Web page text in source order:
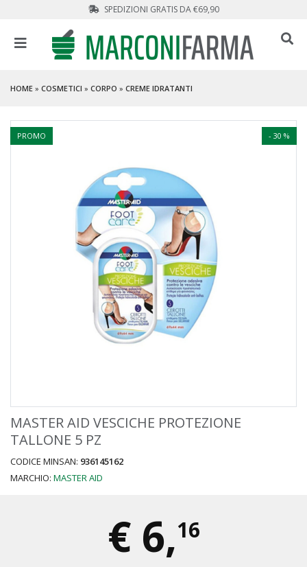
SPEDIZIONI GRATIS DA €69,90
HOME » COSMETICI » CORPO » CREME IDRATANTI
- 30 %
PROMO
MASTER AID VESCICHE PROTEZIONE
TALLONE 5 PZ
CODICE MINSAN: 936145162
MARCHIO: MASTER AID
€ 6,16